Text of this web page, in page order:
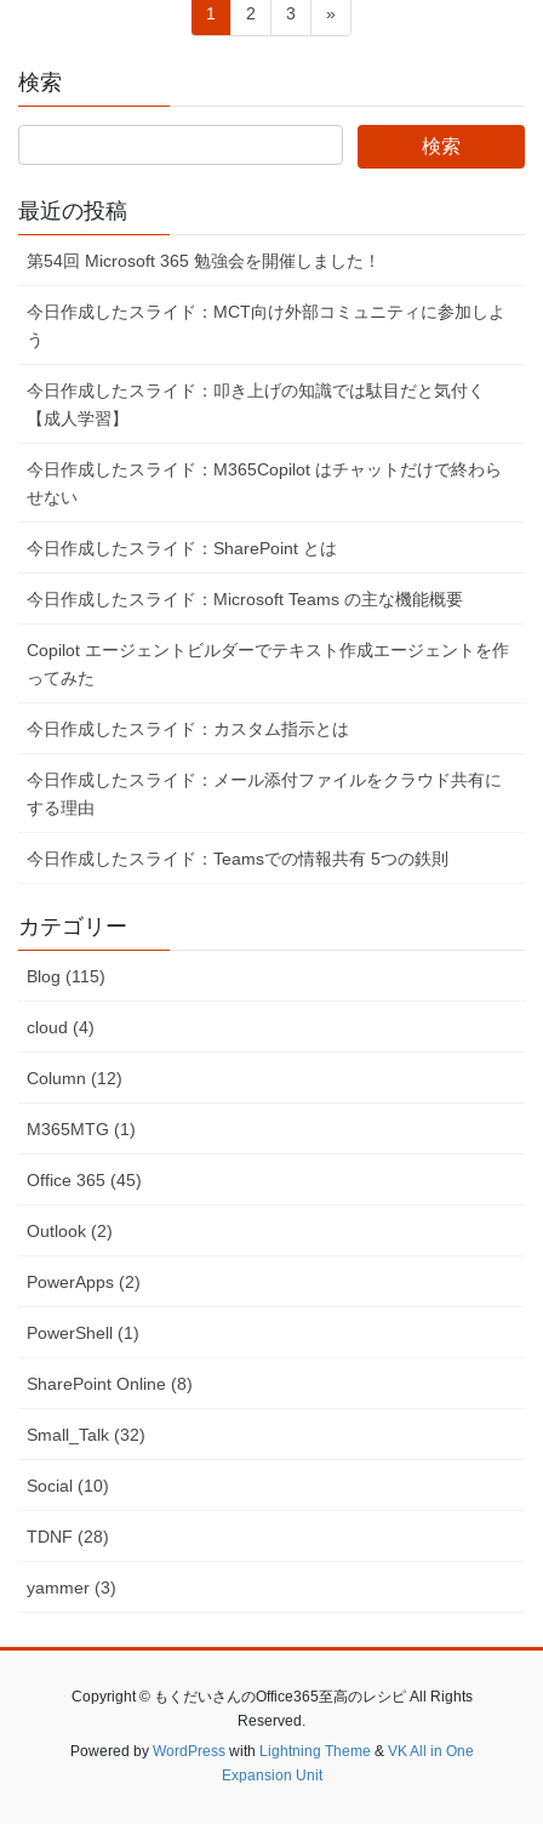
の
ペ
送
り
固
定
ジ
1
固
定
ジ
2
固
定
ジ
3 »
検索
最近の投稿
第54回 Microsoft 365 勉強会を開催しました！
今日作成したスライド：MCT向け外部コミュニティに参加しよ
う
今日作成したスライド：叩き上げの知識では駄目だと気付く
【成人学習】
今日作成したスライド：M365Copilot はチャットだけで終わら
せない
今日作成したスライド：SharePoint とは
今日作成したスライド：Microsoft Teams の主な機能概要
Copilot エージェントビルダーでテキスト作成エージェントを作
ってみた
今日作成したスライド：カスタム指示とは
今日作成したスライド：メール添付ファイルをクラウド共有に
する理由
今日作成したスライド：Teamsでの情報共有 5つの鉄則
カテゴリー
Blog (115)
cloud (4)
Column (12)
M365MTG (1)
Office 365 (45)
Outlook (2)
PowerApps (2)
PowerShell (1)
SharePoint Online (8)
Small_Talk (32)
Social (10)
TDNF (28)
yammer (3)
Copyright © もくだいさんのOffice365至高のレシピ All Rights
Reserved.
Powered by WordPresswith Lightning Theme & VK All in One
Expansion Unit